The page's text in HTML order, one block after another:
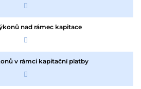
nad rámec kapitace
v rámci kapitační platby